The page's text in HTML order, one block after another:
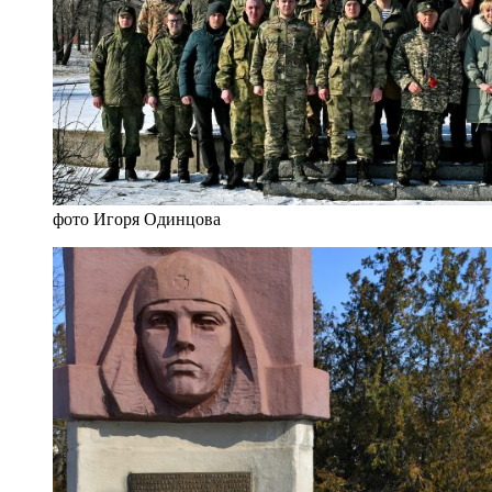
фото Игоря Одинцова